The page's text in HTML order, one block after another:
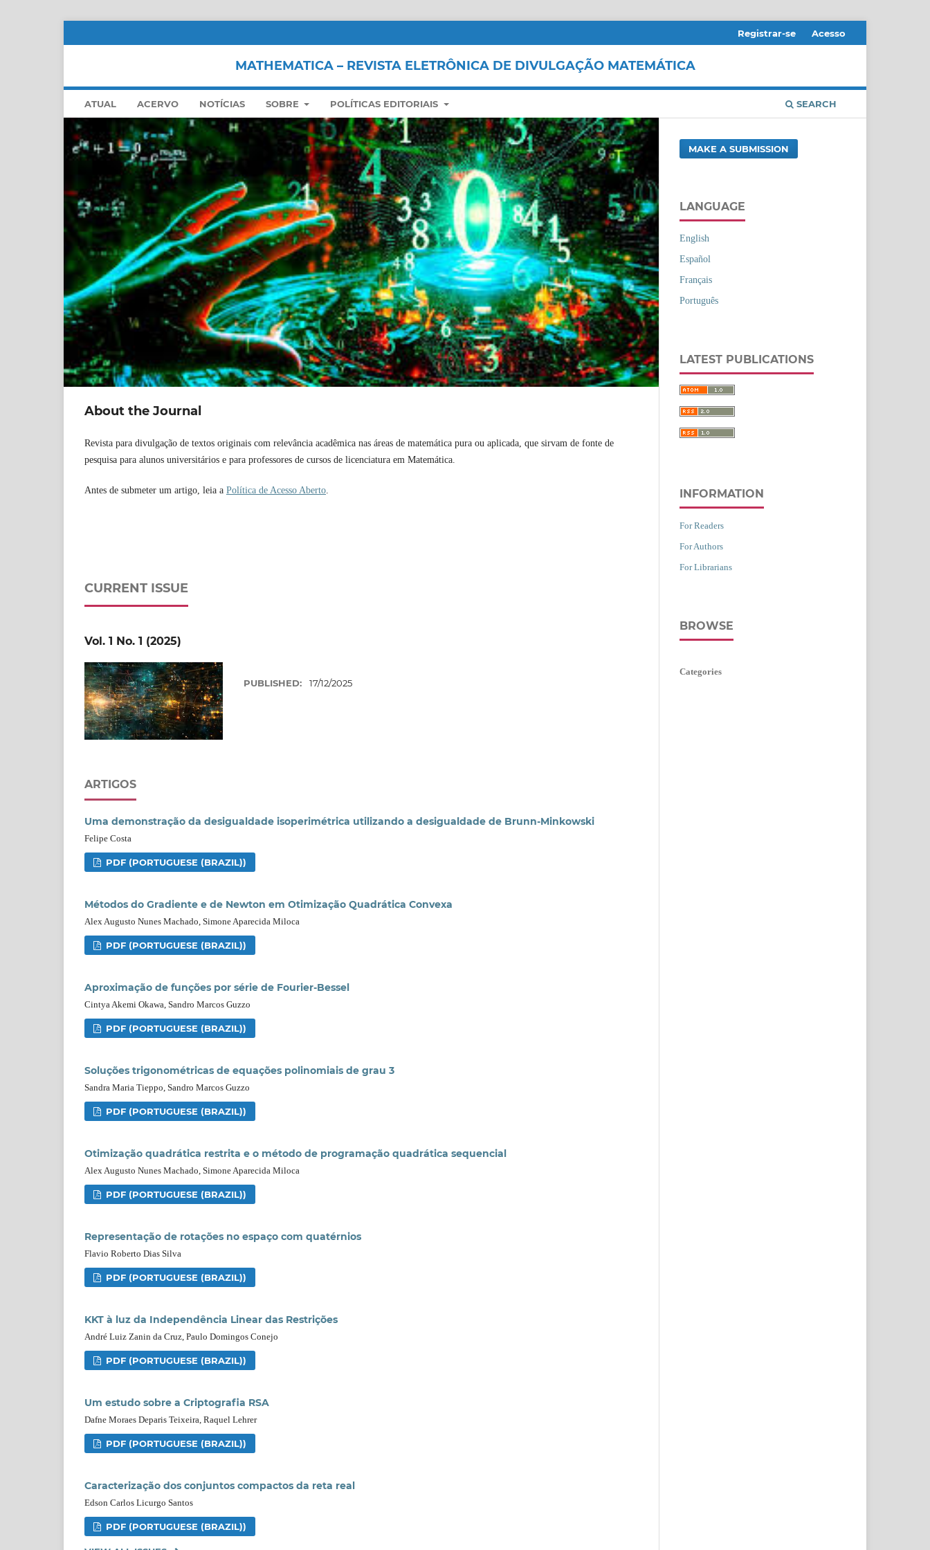
MATHEMATICA – REVISTA ELETRÔNICA DE DIVULGAÇÃO MATEMÁTICA
ATUAL ACERVO NOTÍCIAS SOBRE POLÍTICAS EDITORIAIS SEARCH
Registrar-se Acesso
About the Journal
Revista para divulgação de textos originais com relevância acadêmica nas áreas de matemática pura ou aplicada, que sirvam de fonte de
pesquisa para alunos universitários e para professores de cursos de licenciatura em Matemática.
Antes de submeter um artigo, leia a Política de Acesso Aberto
CURRENT ISSUE
Vol. 1 No. 1 (2025)
PUBLISHED: 17/12/2025
ARTIGOS
Uma demonstração da desigualdade isoperimétrica utilizando a desigualdade de Brunn-Minkowski
Felipe Costa
PDF (PORTUGUESE (BRAZIL))
Métodos do Gradiente e de Newton em Otimização Quadrática Convexa
Alex Augusto Nunes Machado, Simone Aparecida Miloca
PDF (PORTUGUESE (BRAZIL))
Aproximação de funções por série de Fourier-Bessel
Cintya Akemi Okawa, Sandro Marcos Guzzo
PDF (PORTUGUESE (BRAZIL))
Soluções trigonométricas de equações polinomiais de grau 3
Sandra Maria Tieppo, Sandro Marcos Guzzo
PDF (PORTUGUESE (BRAZIL))
Otimização quadrática restrita e o método de programação quadrática sequencial
Alex Augusto Nunes Machado, Simone Aparecida Miloca
PDF (PORTUGUESE (BRAZIL))
Representação de rotações no espaço com quatérnios
Flavio Roberto Dias Silva
PDF (PORTUGUESE (BRAZIL))
KKT à luz da Independência Linear das Restrições
André Luiz Zanin da Cruz, Paulo Domingos Conejo
PDF (PORTUGUESE (BRAZIL))
Um estudo sobre a Criptografia RSA
Dafne Moraes Deparis Teixeira, Raquel Lehrer
PDF (PORTUGUESE (BRAZIL))
Caracterização dos conjuntos compactos da reta real
Edson Carlos Licurgo Santos
PDF (PORTUGUESE (BRAZIL))
MAKE A SUBMISSION
LANGUAGE
English
Español
Français
Português
LATEST PUBLICATIONS
INFORMATION
For Readers
For Authors
For Librarians
BROWSE
Categories